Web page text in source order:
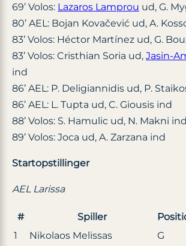
69’ Volos: Lazaros Lamprou ud, G.
80’ AEL: Bojan Kovačević ud, A.
83’ Volos: Héctor Martínez ud, G.
83’ Volos: Cristhian Soria ud, Jasin-
ind
86’ AEL: P. Deligiannidis ud, P.
86’ AEL: L. Tupta ud, C. Giousis ind
88’ Volos: S. Hamulic ud, N. Makni ind
89’ Volos: Joca ud, A. Zarzana ind
Startopstillinger
AEL Larissa
# Spiller
1
Nikolaos Melissas
G